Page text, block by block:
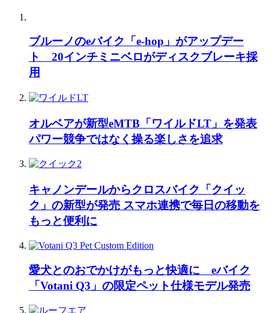
ブルーノのeバイク「e-hop」がアップデー
ト 20インチミニベロがディスクブレーキ採
用
オルベアが新型eMTB「ワイルドLT」を発表
パワー競争ではなく操る楽しさを追求
キャノンデールからクロスバイク「クイッ
ク」の新型が発売 スマホ連携で毎日の移動を
もっと便利に
愛犬とのおでかけがもっと快適に eバイク
「Votani Q3」の限定ペット仕様モデル発売